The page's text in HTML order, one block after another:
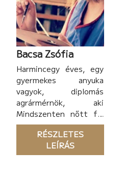
Bacsa Zsófia
Harmincegy éves, egy
gyermekes anyuka
vagyok, diplomás
agrármérnök, aki
Mindszenten nőtt fel
és él mai napig. Nagyon
szeretem ezt a kis
várost, nagyon csendes
és ez az alkotáshoz
RÉSZLETES
LEÍRÁS